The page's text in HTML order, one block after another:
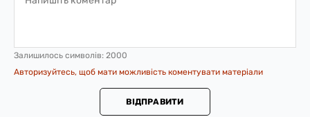
Залишилось символів: 2000
Авторизуйтесь, щоб мати можливість коментувати матеріали
ВІДПРАВИТИ